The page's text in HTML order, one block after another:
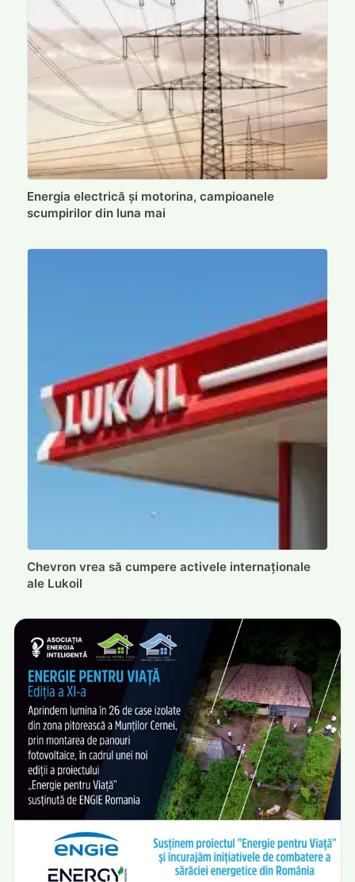
Energia electrică și motorina, campioanele
scumpirilor din luna mai
Chevron vrea să cumpere activele internaționale
ale Lukoil